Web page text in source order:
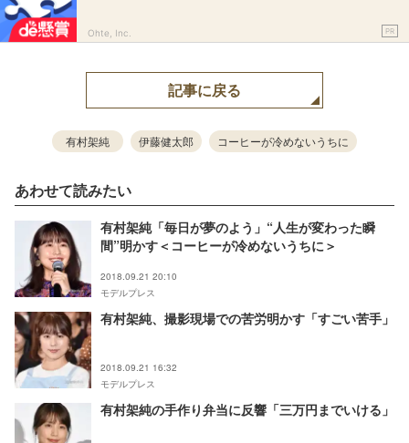
Ohte, Inc. PR
記事に戻る
有村架純 伊藤健太郎 コーヒーが冷めないうちに
あわせて読みたい
有村架純「毎日が夢のよう」“人生が変わった瞬
間”明かす＜コーヒーが冷めないうちに＞
2018.09.21 20:10
モデルプレス
有村架純、撮影現場での苦労明かす「すごい苦手」
2018.09.21 16:32
モデルプレス
有村架純の手作り弁当に反響「三万円までいける」